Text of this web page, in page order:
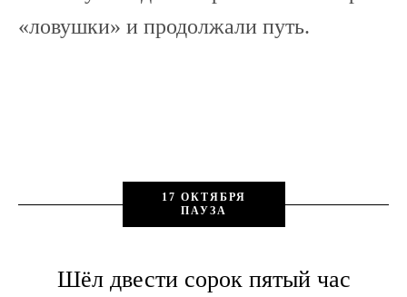
«ловушки» и продолжали путь.
17 ОКТЯБРЯ
ПАУЗА
Шёл двести сорок пятый час